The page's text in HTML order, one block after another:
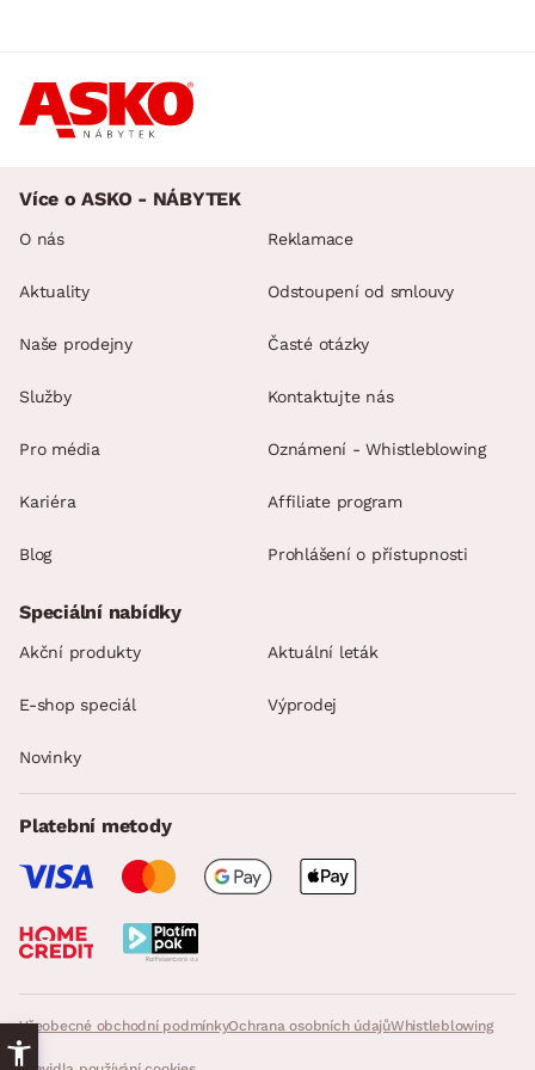
Více o ASKO - NÁBYTEK
O nás
Aktuality
Naše prodejny
Služby
Pro média
Kariéra
Blog
Reklamace
Odstoupení od smlouvy
Časté otázky
Kontaktujte nás
Oznámení - Whistleblowing
Affiliate program
Prohlášení o přístupnosti
Všeobecné obchodní podmínkyOchrana osobních údajůWhistleblowing
Speciální nabídky
Akční produkty Aktuální leták
E-shop speciál Výprodej
Novinky
Platební metody